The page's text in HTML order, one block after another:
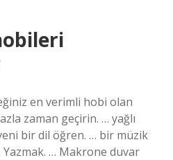
en verimli hobi olan
zaman geçirin. … yağlı
bir dil öğren. … bir müzik
Yazmak. … Makrone duvar